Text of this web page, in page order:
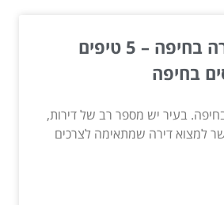
דירות להשכרה בחיפה – 5 טיפים
בחיפה
בעיר יש מספר רב של דירות,
למצוא דירה שמתאימה לצרכים